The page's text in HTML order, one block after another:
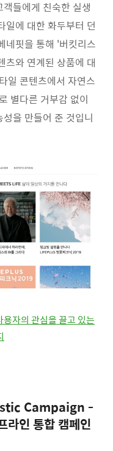
들에게 친숙한 실생
일에 대한 화두부터 던
네핏을 통해 '버킷리스
츠와 연계된 상품에 대
일 콘텐츠에서 자연스
별다른 거부감 없이
을 만들어 준 것입니
자의 관심을 끌고 있는
Campaign -
라인 통합 캠페인